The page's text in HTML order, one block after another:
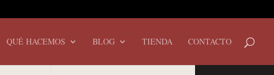
QUÉ HACEMOS BLOG TIENDA CONTACTO